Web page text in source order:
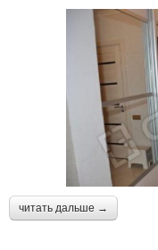
читать дальше →